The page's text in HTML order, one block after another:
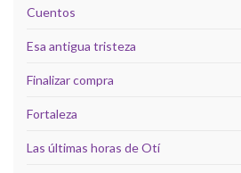
Cuentos
Esa antigua tristeza
Finalizar compra
Fortaleza
Las últimas horas de Otí